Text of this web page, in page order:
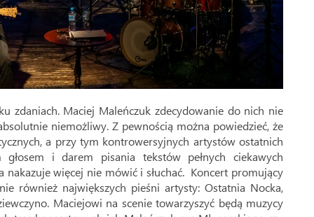
zdaniach. Maciej Maleńczuk zdecydowanie do nich nie
niemożliwy. Z pewnością można powiedzieć, że
a przy tym kontrowersyjnych artystów ostatnich
i darem pisania tekstów pełnych ciekawych
nakazuje więcej nie mówić i słuchać. Koncert promujący
również największych pieśni artysty: Ostatnia Nocka,
Maciejowi na scenie towarzyszyć będą muzycy